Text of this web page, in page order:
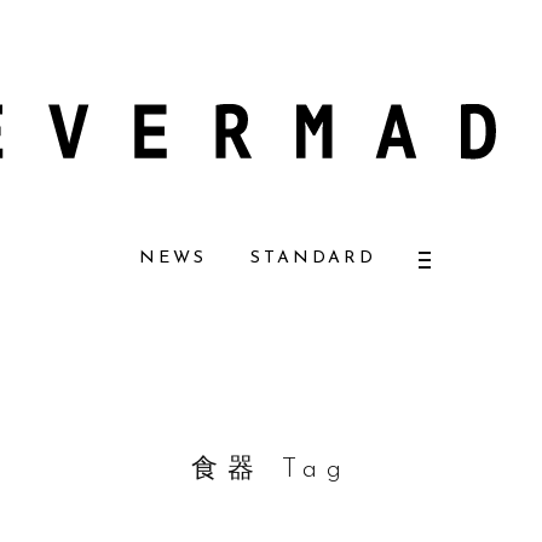
【エバーメイドショッ
NEWS STANDARD
食器 Tag